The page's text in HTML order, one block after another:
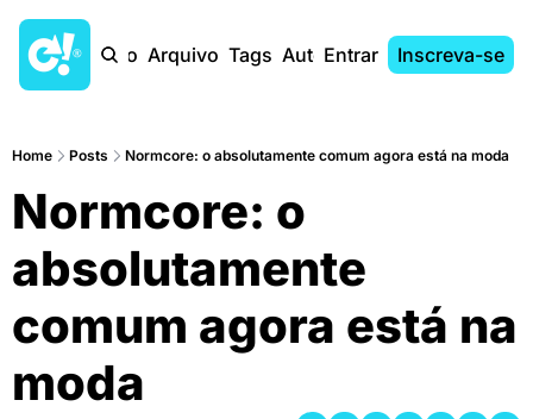
Início Arquivo Tags AutoresEntrar Inscreva-se
Home Posts Normcore: o absolutamente comum agora está na moda
Normcore: o
absolutamente
comum agora está na
moda